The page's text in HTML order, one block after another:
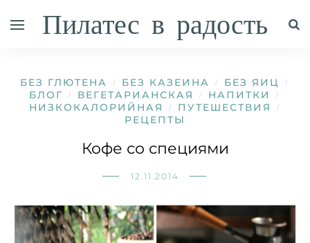
Пилатес в радость
БЕЗ ГЛЮТЕНА / БЕЗ КАЗЕИНА / БЕЗ ЯИЦ /
БЛОГ / ВЕГЕТАРИАНСКАЯ / НАПИТКИ /
НИЗКОКАЛОРИЙНАЯ / ПУТЕШЕСТВИЯ /
РЕЦЕПТЫ
Кофе со специями
12.11.2014